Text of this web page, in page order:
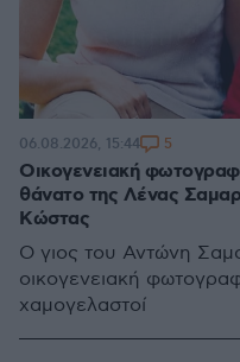
Οικογενειακή
θάνατο της Λένας
Κώστας
Ο γιος του Αντώνη
οικογενειακή
χαμογελαστοί
06.08.2026, 15:44 5